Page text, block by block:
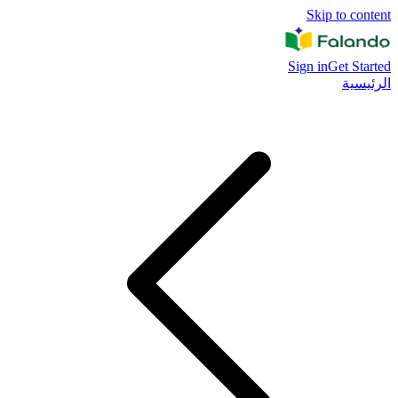
Skip to content
Sign inGet Started
الرئيسية